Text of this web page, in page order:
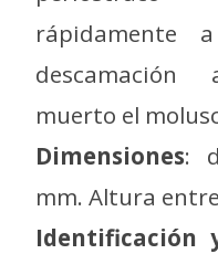
rápidamente
muerto el
Dimensiones:
mm. Altura
Identificación